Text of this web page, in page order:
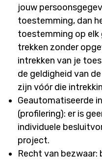
jouw
toestemming, dan
toestemming op
trekken zonder
intrekken van je
de geldigheid van
zijn vóór die
Geautomatiseerde
(profilering): er is
individuele
project.
Recht van bezwaar: